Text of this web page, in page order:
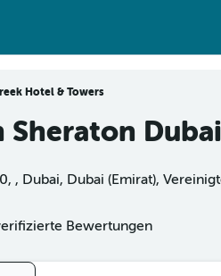
Hotel & Towers
, Dubai, Dubai (Emirat),
Bewertungen